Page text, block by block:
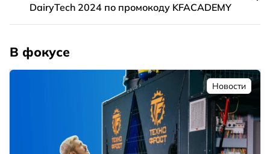
DairyTech 2024 по промокоду KFACADEMY
В фокусе
Новости